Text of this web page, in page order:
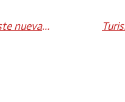
El Parlamento de Canarias insiste nuevamente en implementar la atención veterinaria 24 horas